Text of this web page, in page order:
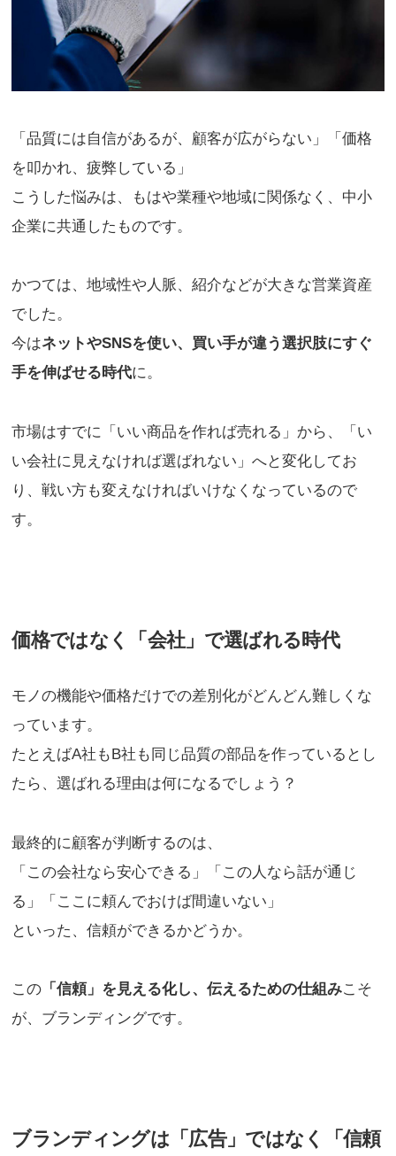
「品質には自信があるが、顧客が広がらない」「価格
を叩かれ、疲弊している」
こうした悩みは、もはや業種や地域に関係なく、中小
企業に共通したものです。
かつては、地域性や人脈、紹介などが大きな営業資産
でした。
今はネットやSNSを使い、買い手が違う選択肢にすぐ
手を伸ばせる時代に。
市場はすでに「いい商品を作れば売れる」から、「い
い会社に見えなければ選ばれない」へと変化してお
り、戦い方も変えなければいけなくなっているので
す。
価格ではなく「会社」で選ばれる時代
モノの機能や価格だけでの差別化がどんどん難しくな
っています。
たとえばA社もB社も同じ品質の部品を作っているとし
たら、選ばれる理由は何になるでしょう？
最終的に顧客が判断するのは、
「この会社なら安心できる」「この人なら話が通じ
る」「ここに頼んでおけば間違いない」
といった、信頼ができるかどうか。
この 「信頼」を見える化し、伝えるための仕組みこそ
が、ブランディングです。
ブランディングは「広告」ではなく「信頼